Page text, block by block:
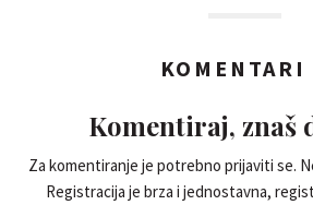
KOMENTARI
Komentiraj, znaš
Za komentiranje je potrebno prijaviti se.
Registracija je brza i jednostavna,